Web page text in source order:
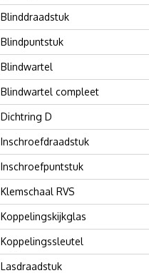
Blinddraadstuk
Blindpuntstuk
Blindwartel
Blindwartel compleet
Dichtring D
Inschroefdraadstuk
Inschroefpuntstuk
Klemschaal RVS
Koppelingskijkglas
Koppelingssleutel
Lasdraadstuk